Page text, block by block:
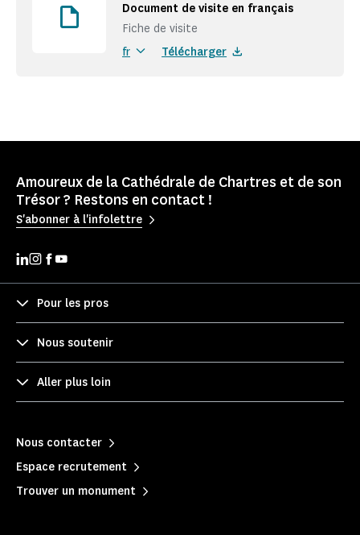
Document de visite en français
Fiche de visite
fr Télécharger
Amoureux de la Cathédrale de Chartres et de son
Trésor ? Restons en contact !
S'abonner à l'infolettre
Pour les pros
Nous soutenir
Aller plus loin
Nous contacter
Espace recrutement
Trouver un monument